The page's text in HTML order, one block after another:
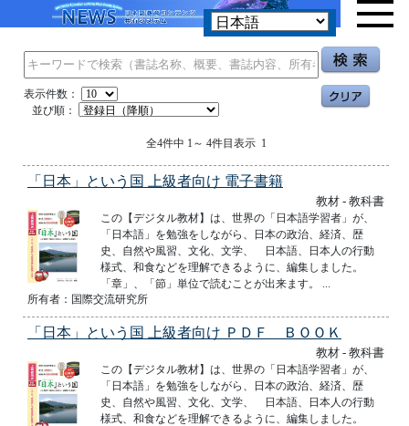
表示件数：
並び順：
全4件中 1～ 4件目表示 1
「日本」という国 上級者向け 電子書籍
教材 - 教科書
この【デジタル教材】は、世界の「日本語学習者」が、
「日本語」を勉強をしながら、日本の政治、経済、歴
史、自然や風習、文化、文学、 日本語、日本人の行動
様式、和食などを理解できるように、編集しました。
「章」、「節」単位で読むことが出来ます。 ...
所有者：国際交流研究所
「日本」という国 上級者向け ＰＤＦ ＢＯＯＫ
教材 - 教科書
この【デジタル教材】は、世界の「日本語学習者」が、
「日本語」を勉強をしながら、日本の政治、経済、歴
史、自然や風習、文化、文学、 日本語、日本人の行動
様式、和食などを理解できるように、編集しました。